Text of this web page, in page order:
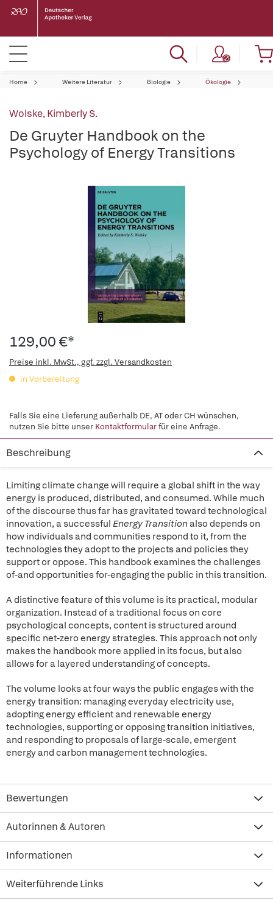
Home Weitere Literatur Biologie Ökologie
Wolske, Kimberly S.
De Gruyter Handbook on the
Psychology of Energy Transitions
129,00 €*
Preise inkl. MwSt., ggf. zzgl. Versandkosten
in Vorbereitung
Falls Sie eine Lieferung außerhalb DE, AT oder CH wünschen,
nutzen Sie bitte unser Kontaktformularfür eine Anfrage.
Beschreibung
Limiting climate change will require a global shift in the way
energy is produced, distributed, and consumed. While much
of the discourse thus far has gravitated toward technological
innovation, a successful Energy Transition also depends on
how individuals and communities respond to it, from the
technologies they adopt to the projects and policies they
support or oppose. This handbook examines the challenges
of-and opportunities for-engaging the public in this transition.
A distinctive feature of this volume is its practical, modular
organization. Instead of a traditional focus on core
psychological concepts, content is structured around
specific net-zero energy strategies. This approach not only
makes the handbook more applied in its focus, but also
allows for a layered understanding of concepts.
The volume looks at four ways the public engages with the
energy transition: managing everyday electricity use,
adopting energy efficient and renewable energy
technologies, supporting or opposing transition initiatives,
and responding to proposals of large-scale, emergent
energy and carbon management technologies.
Bewertungen
Autorinnen & Autoren
Informationen
Weiterführende Links